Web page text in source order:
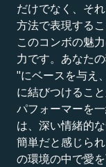
だけでなく、そ
方法で表現するこ
このコンボの魅
力です。あなた
"にベースを与え
に結びつけるこ
パフォーマーを
は、深い情緒的
簡単だと感じら
の環境の中で愛を